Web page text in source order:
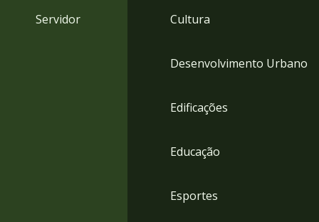
Servidor Cultura
Desenvolvimento Urbano
Edificações
Educação
Esportes